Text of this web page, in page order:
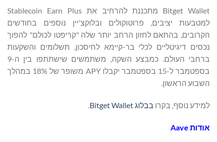
Bitget Wallet מתכננת להרחיב את Stablecoin Earn Plus
למטבעות יציבים, פרוטוקולים ובלוקצ'יין נוספים בחודשים
הקרובים, בהתאם לחזון הרחב יותר שלה "קריפטו לכולם" להפוך
נכסים דיגיטליים לכלי בר-קיימא לחיסכון, תשלומים והשקעות
ברחבי העולם. כמבצע השקה, משתמשים שישתתפו בין ה-9
בספטמבר ל-15 בספטמבר יקבלו APY משופר של 18% במהלך
השבוע הראשון.
למידע נוסף, בקרו בבלוג Bitget Wallet .
אודות Aave